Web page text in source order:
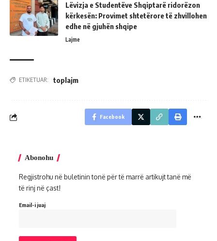
Lëvizja e Studentëve Shqiptarë ridorëzon
kërkesën: Provimet shtetërore të zhvillohen
edhe në gjuhën shqipe
Lajme
ETIKETUAR: toplajm
Facebook
Abonohu
Regjistrohu në buletinin tonë për të marrë artikujt tanë më
të rinj në çast!
Email-i juaj